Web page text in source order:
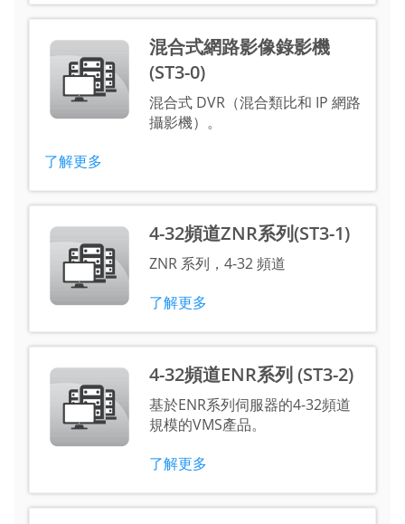
混合式網路影像錄影機
(ST3-0)
混合式 DVR（混合類比和 IP 網路
攝影機）。
了解更多
4-32頻道ZNR系列(ST3-1)
ZNR 系列，4-32 頻道
了解更多
4-32頻道ENR系列 (ST3-2)
基於ENR系列伺服器的4-32頻道
規模的VMS產品。
了解更多